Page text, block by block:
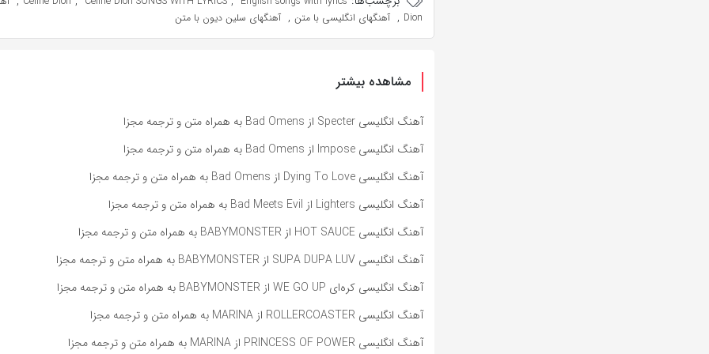
Dion
, آهنگهای انگلیسی با متن , آهنگهای سلین دیون با متن
مشاهده بیشتر
آهنگ انگلیسی Specter از Bad Omens به همراه متن و ترجمه مجزا
آهنگ انگلیسی Impose از Bad Omens به همراه متن و ترجمه مجزا
آهنگ انگلیسی Dying To Love از Bad Omens به همراه متن و ترجمه مجزا
آهنگ انگلیسی Lighters از Bad Meets Evil به همراه متن و ترجمه مجزا
آهنگ انگلیسی HOT SAUCE از BABYMONSTER به همراه متن و ترجمه مجزا
آهنگ انگلیسی SUPA DUPA LUV از BABYMONSTER به همراه متن و ترجمه مجزا
آهنگ انگلیسی کره‌ای WE GO UP از BABYMONSTER به همراه متن و ترجمه مجزا
آهنگ انگلیسی ROLLERCOASTER از MARINA به همراه متن و ترجمه مجزا
آهنگ انگلیسی PRINCESS OF POWER از MARINA به همراه متن و ترجمه مجزا